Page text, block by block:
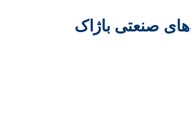
صنعتی باژاک